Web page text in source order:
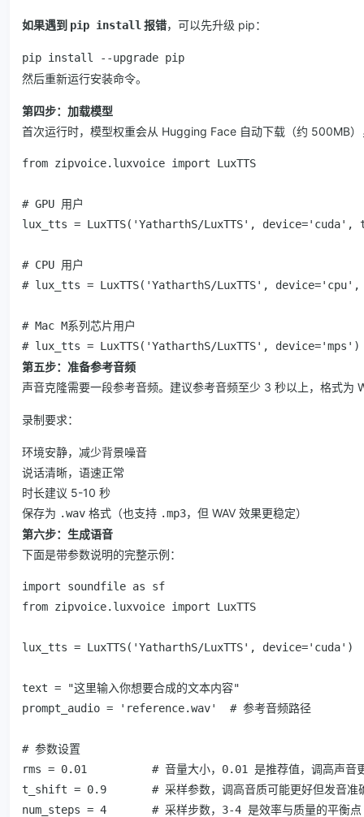
如果遇到 pip install 报错，可以先升级 pip：
pip install --upgrade pip
然后重新运行安装命令。
第四步：加载模型
首次运行时，模型权重会从 Hugging Face 自动下载（约 500MB
from zipvoice.luxvoice import LuxTTS
# GPU 用户
lux_tts = LuxTTS('YatharthS/LuxTTS', device='cuda',
# CPU 用户
# lux_tts = LuxTTS('YatharthS/LuxTTS', device='cpu',
# Mac M系列芯片用户
# lux_tts = LuxTTS('YatharthS/LuxTTS', device='mps')
第五步：准备参考音频
声音克隆需要一段参考音频。建议参考音频至少 3 秒以上，格式为
录制要求：
环境安静，减少背景噪音
说话清晰，语速正常
时长建议 5-10 秒
保存为 .wav 格式（也支持 .mp3，但 WAV 效果更稳定）
第六步：生成语音
下面是带参数说明的完整示例：
import soundfile as sf
from zipvoice.luxvoice import LuxTTS
lux_tts = LuxTTS('YatharthS/LuxTTS', device='cuda')
text = "这里输入你想要合成的文本内容"
prompt_audio = 'reference.wav'  # 参考音频路径
# 参数设置
rms = 0.01          # 音量大小，0.01 是推荐值，调高声音
t_shift = 0.9       # 采样参数，调高音质可能更好但发音准
num_steps = 4       # 采样步数，3-4 是效率与质量的平衡点